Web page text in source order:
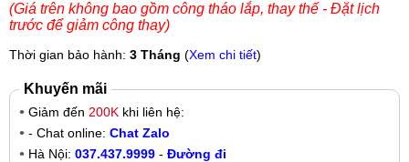
(Giá trên không bao gồm công tháo lắp, thay thế - Đặt lịch
trước để giảm công thay)
Thời gian bảo hành: 3 Tháng (Xem chi tiết)
Khuyến mãi
Giảm đến 200K khi liên hệ:
- Chat online: Chat Zalo
Hà Nội: 037.437.9999 - Đường đi